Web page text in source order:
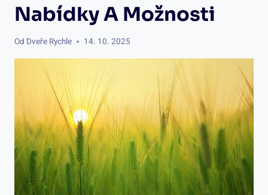
Nabídky A Možnosti
Od Dveře Rychle 14. 10. 2025